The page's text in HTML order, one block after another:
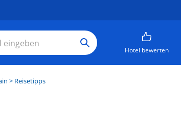
Hotel bewerten
> Reisetipps